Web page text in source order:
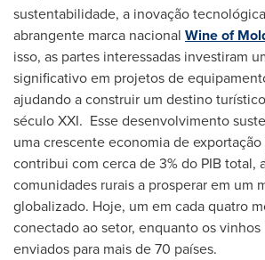
sustentabilidade, a inovação
abrangente marca nacional Wine of
isso, as partes interessadas investiram
significativo em projetos de
ajudando a construir um destino
século XXI. Esse desenvolvimento
uma crescente economia de
contribui com cerca de 3% do PIB total,
comunidades rurais a prosperar em um
globalizado. Hoje, um em cada quatro
conectado ao setor, enquanto os vinhos
enviados para mais de 70 países.